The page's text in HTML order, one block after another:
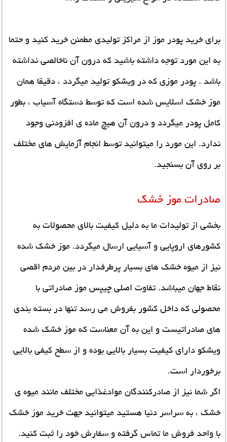
برای خرید پودر موز از مراکز تولیدی مطمئن خرید کنید و حتما
به این مورد توجه داشته باشید که درون آن ناخالصی نداشته
باشد . پودر موزی که در ویشکو تولید میگردد ، دقیقا همان
موز خشک اسلایس شده است که توسط دستگاه آسیاب ، بطور
کامل پودر میگردد و درون آن هیچ ماده ی افزودنی وجود
ندارد. این مورد را میتوانید توسط انجام آزمایش های مختلف
بر روی آن بسنجید.
صادرات موز خشک
بخشی از تولیدات ما به دلیل کیفیت بالای محصولات به
کشورهای اروپایی و آسیایی ارسال میگردد. موز خشک شده
نیز از میوه خشک های بسیار پرطرفدار در بین مردم اقصی
نقاط جهان میباشد. تفاوت اصلی چیپس موز صادراتی با
محصولی که داخل کشور بفروش می رسد تنها در بسته بندی
های صادراتیست و این به آن معناست که موز خشک شده
ویشکو دارای کیفیت بسیار بالایی بوده و از سطح کیفی بالایی
برخوردار است.
اگر شما نیز از صادرکنندگان موادغذایی مختلف مانند میوه ی
خشک ، به سراسر دنیا هستید میتوانید جهت خرید موز خشک
با واحد فروش ما تماس گرفته و سفارش خود را ثبت کنید.